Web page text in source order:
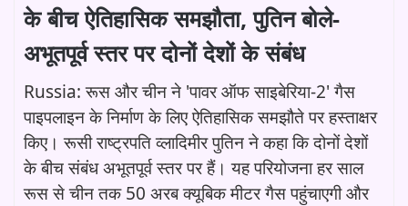
के बीच ऐतिहासिक समझौता, पुतिन बोले-
अभूतपूर्व स्तर पर दोनों देशों के संबंध
Russia: रूस और चीन ने 'पावर ऑफ साइबेरिया-2' गैस
पाइपलाइन के निर्माण के लिए ऐतिहासिक समझौते पर हस्ताक्षर
किए। रूसी राष्ट्रपति व्लादिमीर पुतिन ने कहा कि दोनों देशों
के बीच संबंध अभूतपूर्व स्तर पर हैं। यह परियोजना हर साल
रूस से चीन तक 50 अरब क्यूबिक मीटर गैस पहुंचाएगी और